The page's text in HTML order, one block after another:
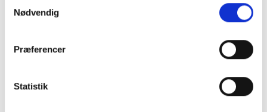
Nødvendig
Præferencer
Statistik
medvirket til at mindske ensomhed og isolation – og ikke
Mange af de store almene renoveringsopgaver, der som
følge af boligaftalen fra 2020 ruller hen over landet lige nu
og de kommende år, drejer sig om klassiske tre-fire etagers
boligblokke uden elevator. De steder, hvor der tænkes